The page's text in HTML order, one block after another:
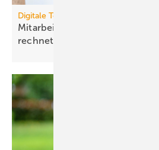
Digitale Tools
Mit­ar­bei­ten­de mit
rech­net